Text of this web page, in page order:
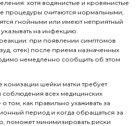
хотя водянистые и кровянистые
процедуры считаются нормальными,
гнойными или имеют неприятный
на инфекцию.
при появлении симптомов
отек) после приема назначенных
немедленно сообщить об этом
конизации шейки матки требует
соблюдения всех медицинских
том, как правильно ухаживать за
период и когда обращаться за
поможет минимизировать риски